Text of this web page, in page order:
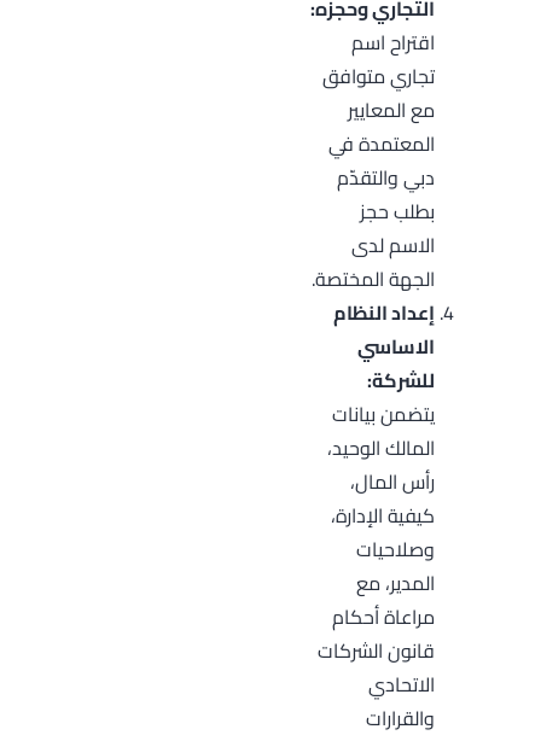
التجاري وحجزه:
اقتراح اسم
تجاري متوافق
مع المعايير
المعتمدة في
دبي والتقدّم
بطلب حجز
الاسم لدى
الجهة المختصة.
إعداد النظام
الاساسي
للشركة:
يتضمن بيانات
المالك الوحيد،
رأس المال،
كيفية الإدارة،
وصلاحيات
المدير، مع
مراعاة أحكام
قانون الشركات
الاتحادي
والقرارات